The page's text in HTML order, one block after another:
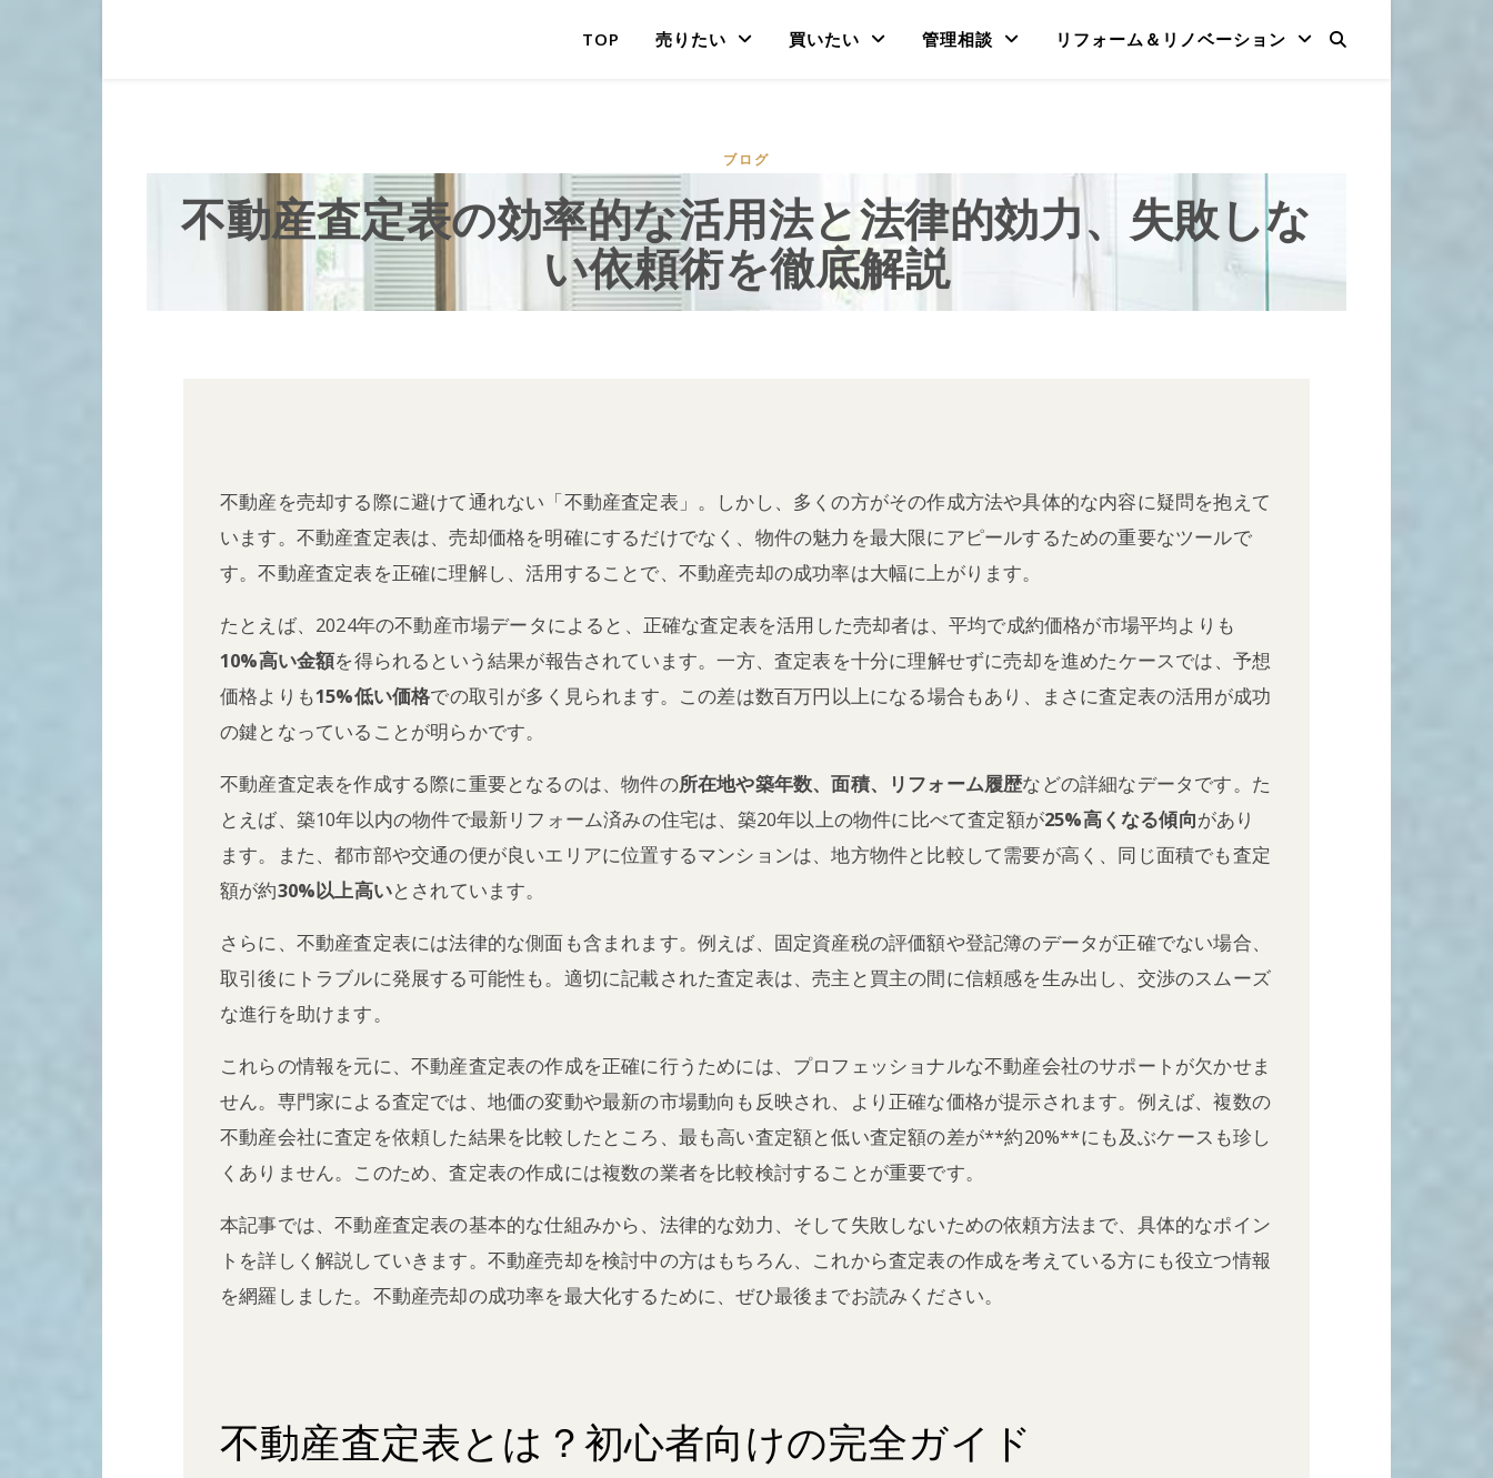
TOP 売りたい 買いたい 管理相談 リフォーム＆リノベーション
ブログ
不動産査定表の効率的な活用法と法律的効力、失敗しな
い依頼術を徹底解説
不動産を売却する際に避けて通れない「不動産査定表」。しかし、多くの方がその作成方法や具体的な内容に疑問を抱えて
います。不動産査定表は、売却価格を明確にするだけでなく、物件の魅力を最大限にアピールするための重要なツールで
す。不動産査定表を正確に理解し、活用することで、不動産売却の成功率は大幅に上がります。
たとえば、2024年の不動産市場データによると、正確な査定表を活用した売却者は、平均で成約価格が市場平均よりも
10%高い金額を得られるという結果が報告されています。一方、査定表を十分に理解せずに売却を進めたケースでは、予想
価格よりも15%低い価格での取引が多く見られます。この差は数百万円以上になる場合もあり、まさに査定表の活用が成功
の鍵となっていることが明らかです。
不動産査定表を作成する際に重要となるのは、物件の所在地や築年数、面積、リフォーム履歴などの詳細なデータです。た
とえば、築10年以内の物件で最新リフォーム済みの住宅は、築20年以上の物件に比べて査定額が25%高くなる傾向があり
ます。また、都市部や交通の便が良いエリアに位置するマンションは、地方物件と比較して需要が高く、同じ面積でも査定
額が約30%以上高いとされています。
さらに、不動産査定表には法律的な側面も含まれます。例えば、固定資産税の評価額や登記簿のデータが正確でない場合、
取引後にトラブルに発展する可能性も。適切に記載された査定表は、売主と買主の間に信頼感を生み出し、交渉のスムーズ
な進行を助けます。
これらの情報を元に、不動産査定表の作成を正確に行うためには、プロフェッショナルな不動産会社のサポートが欠かせま
せん。専門家による査定では、地価の変動や最新の市場動向も反映され、より正確な価格が提示されます。例えば、複数の
不動産会社に査定を依頼した結果を比較したところ、最も高い査定額と低い査定額の差が**約20%**にも及ぶケースも珍し
くありません。このため、査定表の作成には複数の業者を比較検討することが重要です。
本記事では、不動産査定表の基本的な仕組みから、法律的な効力、そして失敗しないための依頼方法まで、具体的なポイン
トを詳しく解説していきます。不動産売却を検討中の方はもちろん、これから査定表の作成を考えている方にも役立つ情報
を網羅しました。不動産売却の成功率を最大化するために、ぜひ最後までお読みください。
不動産査定表とは？初心者向けの完全ガイド